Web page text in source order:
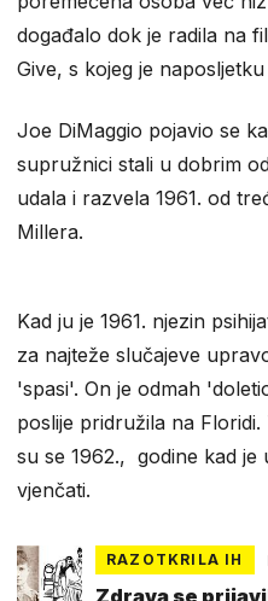
događalo dok je radila na
Give, s kojeg je
Joe DiMaggio pojavio se
supružnici stali u dobrim
udala i razvela 1961. od
Millera.
Kad ju je 1961. njezin
za najteže slučajeve
'spasi'. On je odmah
poslije pridružila na
su se 1962., godine kad
vjenčati.
RAZOTKRILA IH